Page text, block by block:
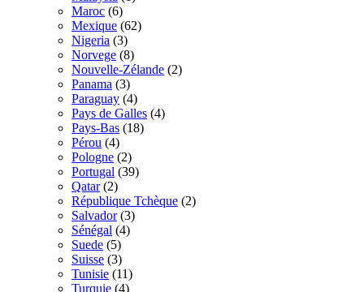
Maroc (6)
Mexique (62)
Nigeria (3)
Norvege (8)
Nouvelle-Zélande (2)
Panama (3)
Paraguay (4)
Pays de Galles (4)
Pays-Bas (18)
Pérou (4)
Pologne (2)
Portugal (39)
Qatar (2)
République Tchèque (2)
Salvador (3)
Sénégal (4)
Suede (5)
Suisse (3)
Tunisie (11)
Turquie (4)